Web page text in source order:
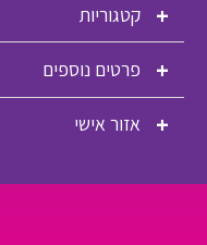
קטגוריות
פרטים נוספים
אזור אישי